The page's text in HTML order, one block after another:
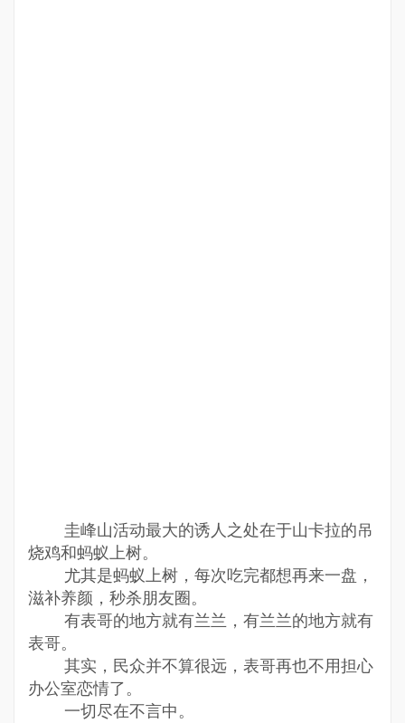
圭峰山活动最大的诱人之处在于山卡拉的吊
烧鸡和蚂蚁上树。
尤其是蚂蚁上树，每次吃完都想再来一盘，
滋补养颜，秒杀朋友圈。
有表哥的地方就有兰兰，有兰兰的地方就有
表哥。
其实，民众并不算很远，表哥再也不用担心
办公室恋情了。
一切尽在不言中。